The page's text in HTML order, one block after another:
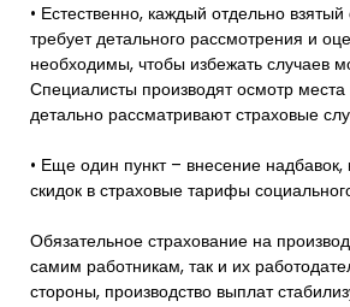
• Естественно, каждый отдельно взятый
требует детального рассмотрения и
необходимы, чтобы избежать случаев
Специалисты производят осмотр
детально рассматривают страховые
• Еще один пункт – внесение
скидок в страховые тарифы
Обязательное страхование на
самим работникам, так и их
стороны, производство выплат